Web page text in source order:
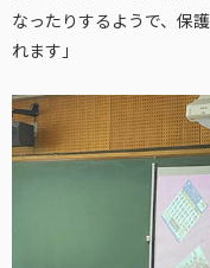
なったりするようで、保
れます」